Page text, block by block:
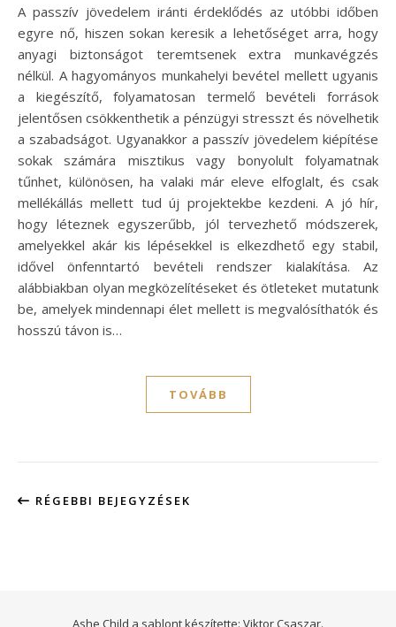
A passzív jövedelem iránti érdeklődés az utóbbi időben
egyre nő, hiszen sokan keresik a lehetőséget arra, hogy
anyagi biztonságot teremtsenek extra munkavégzés
nélkül. A hagyományos munkahelyi bevétel mellett ugyanis
a kiegészítő, folyamatosan termelő bevételi források
jelentősen csökkenthetik a pénzügyi stresszt és növelhetik
a szabadságot. Ugyanakkor a passzív jövedelem kiépítése
sokak számára misztikus vagy bonyolult folyamatnak
tűnhet, különösen, ha valaki már eleve elfoglalt, és csak
mellékállás mellett tud új projektekbe kezdeni. A jó hír,
hogy léteznek egyszerűbb, jól tervezhető módszerek,
amelyekkel akár kis lépésekkel is elkezdhető egy stabil,
idővel önfenntartó bevételi rendszer kialakítása. Az
alábbiakban olyan megközelítéseket és ötleteket mutatunk
be, amelyek mindennapi élet mellett is megvalósíthatók és
hosszú távon is…
TOVÁBB
RÉGEBBI BEJEGYZÉSEK
Ashe Child a sablont készítette: Viktor Csaszar.